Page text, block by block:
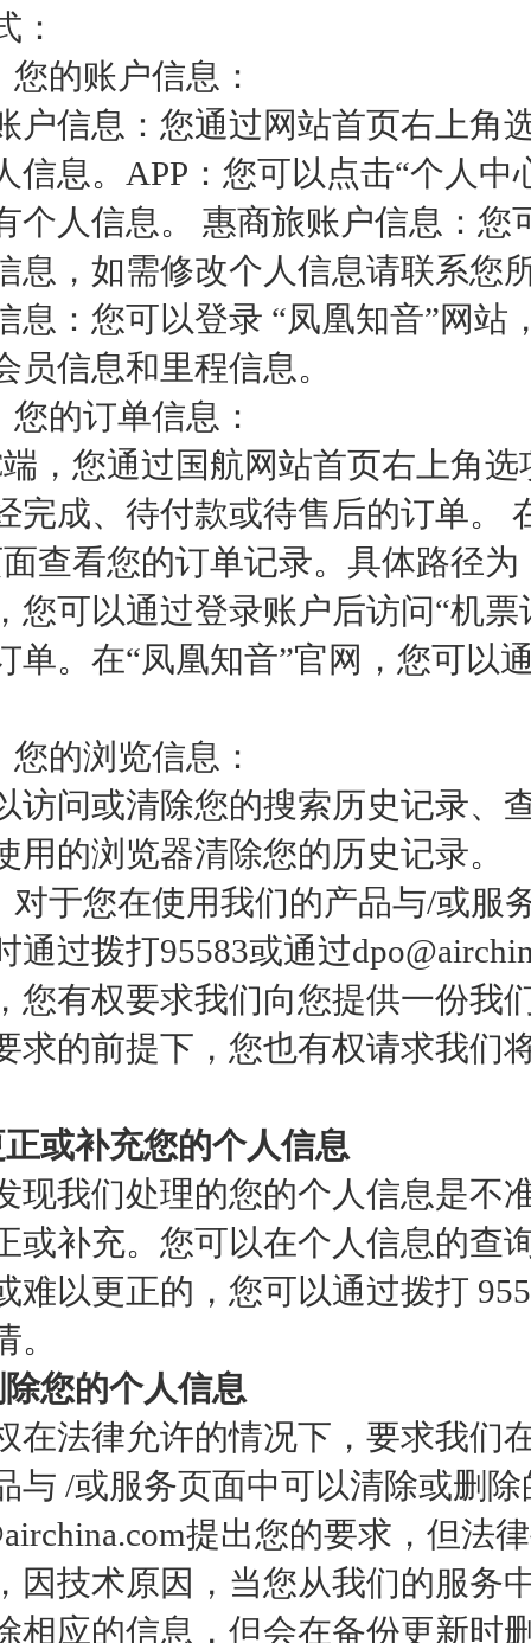
：
您的账户信息：
户信息：您通过网站首页右上角
信息。APP：您可以点击“个人
个人信息。 惠商旅账户信息：您
息，如需修改个人信息请联系您
息：您可以登录 “凤凰知音”网站
员信息和里程信息。
您的订单信息：
端，您通过国航网站首页右上角
完成、待付款或待售后的订单。
查看您的订单记录。具体路径
您可以通过登录账户后访问“机
单。在“凤凰知音”官网，您可以
您的浏览信息：
访问或清除您的搜索历史记录、
用的浏览器清除您的历史记录。
对于您在使用我们的产品与/或服
通过拨打95583或通过
您有权要求我们向您提供一份我
求的前提下，您也有权请求我们
或补充您的个人信息
现我们处理的您的个人信息是不
或补充。您可以在个人信息的查
难以更正的，您可以通过拨打
。
您的个人信息
在法律允许的情况下，要求我们
与 /或服务页面中可以清除或删
提出您的要求，但法
因技术原因，当您从我们的服务
相应的信息，但会在备份更新时